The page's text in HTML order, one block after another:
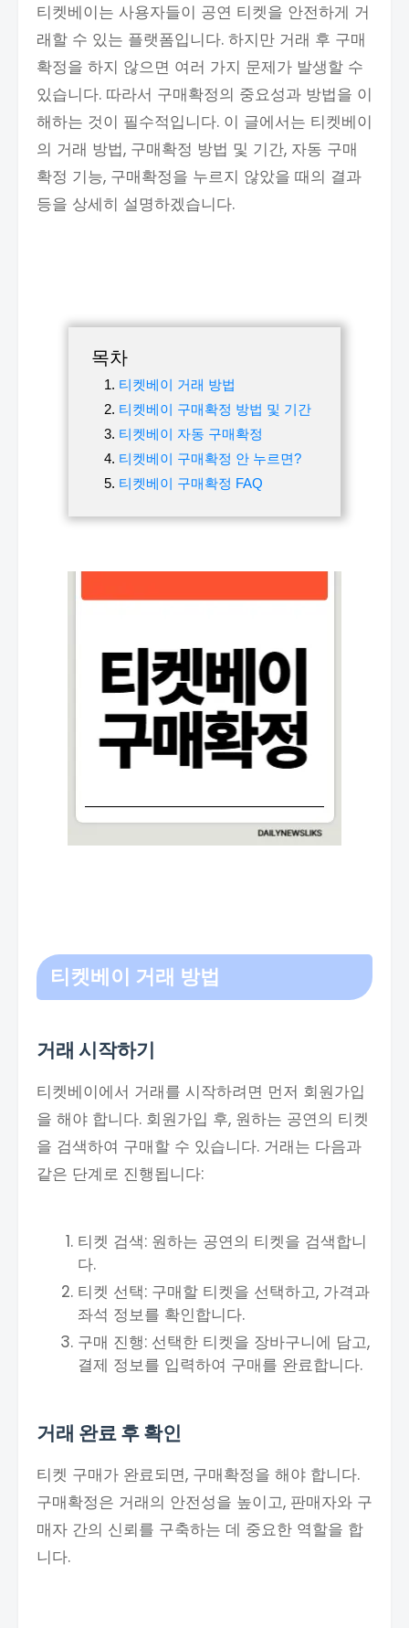
티켓베이는 사용자들이 공연 티켓을 안전하게 거
래할 수 있는 플랫폼입니다. 하지만 거래 후 구매
확정을 하지 않으면 여러 가지 문제가 발생할 수
있습니다. 따라서 구매확정의 중요성과 방법을 이
해하는 것이 필수적입니다. 이 글에서는 티켓베이
의 거래 방법, 구매확정 방법 및 기간, 자동 구매
확정 기능, 구매확정을 누르지 않았을 때의 결과
등을 상세히 설명하겠습니다.
목차
티켓베이 거래 방법
티켓베이 구매확정 방법 및 기간
티켓베이 자동 구매확정
티켓베이 구매확정 안 누르면?
티켓베이 구매확정 FAQ
티켓베이 거래 방법
거래 시작하기
티켓베이에서 거래를 시작하려면 먼저 회원가입
을 해야 합니다. 회원가입 후, 원하는 공연의 티켓
을 검색하여 구매할 수 있습니다. 거래는 다음과
같은 단계로 진행됩니다:
티켓 검색: 원하는 공연의 티켓을 검색합니
다.
티켓 선택: 구매할 티켓을 선택하고, 가격과
좌석 정보를 확인합니다.
구매 진행: 선택한 티켓을 장바구니에 담고,
결제 정보를 입력하여 구매를 완료합니다.
거래 완료 후 확인
티켓 구매가 완료되면, 구매확정을 해야 합니다.
구매확정은 거래의 안전성을 높이고, 판매자와 구
매자 간의 신뢰를 구축하는 데 중요한 역할을 합
니다.